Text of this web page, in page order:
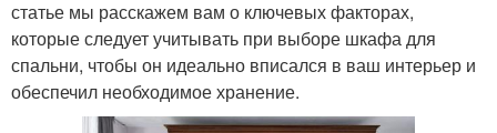
статье мы расскажем вам о ключевых факторах,
которые следует учитывать при выборе шкафа для
спальни, чтобы он идеально вписался в ваш интерьер и
обеспечил необходимое хранение.